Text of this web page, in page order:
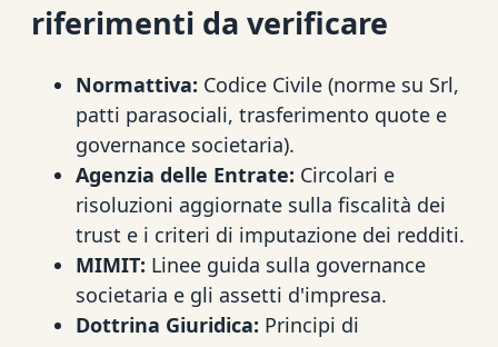
riferimenti da verificare
Normattiva: Codice Civile (norme su Srl,
patti parasociali, trasferimento quote e
governance societaria).
Agenzia delle Entrate: Circolari e
risoluzioni aggiornate sulla fiscalità dei
trust e i criteri di imputazione dei redditi.
MIMIT: Linee guida sulla governance
societaria e gli assetti d'impresa.
Dottrina Giuridica: Principi di